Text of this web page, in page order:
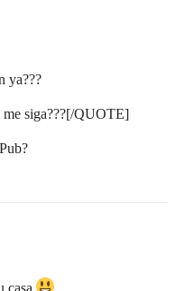
ya???
siga???[/QUOTE]
casa